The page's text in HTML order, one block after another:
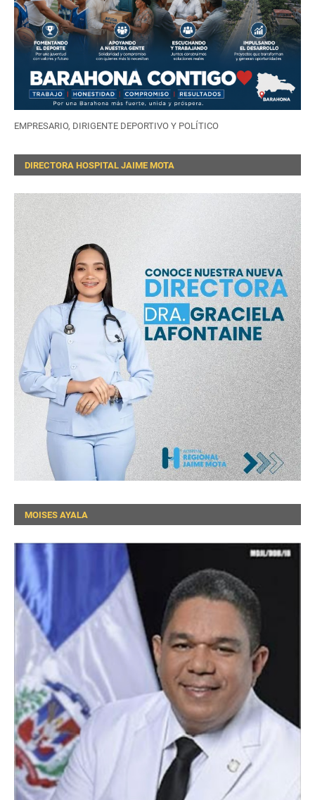
EMPRESARIO, DIRIGENTE DEPORTIVO Y POLÍTICO
DIRECTORA HOSPITAL JAIME MOTA
MOISES AYALA